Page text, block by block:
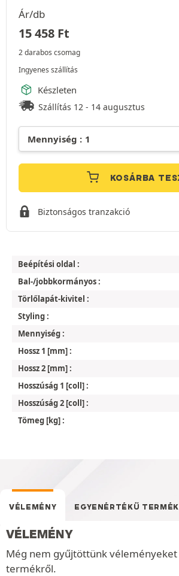
Ár/db
15 458 Ft
2 darabos csomag
Ingyenes szállítás
Készleten
Szállítás 12 - 14 augusztus
KOSÁRBA
Biztonságos tranzakció
Beépítési oldal :
Bal-/jobbkormányos :
Törlőlapát-kivitel :
Styling :
Mennyiség :
Hossz 1 [mm] :
Hossz 2 [mm] :
Hosszúság 1 [coll] :
Hosszúság 2 [coll] :
Tömeg [kg] :
VÉLEMÉNY EGYENÉRTÉKŰ
VÉLEMÉNY
Még nem gyűjtöttünk
termékről.